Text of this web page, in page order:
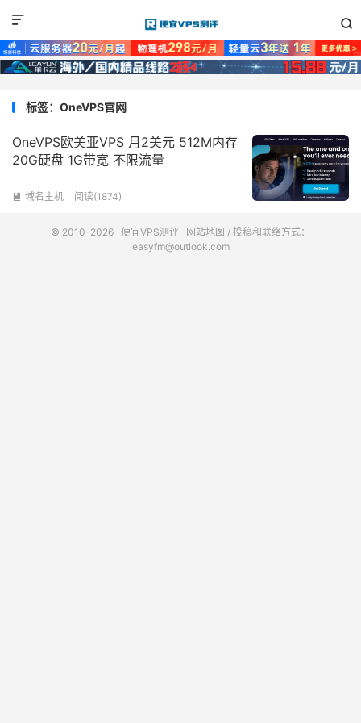


标签：OneVPS官网
OneVPS欧美亚VPS 月2美元 512M内存
20G硬盘 1G带宽 不限流量
 域名主机 阅读(1874)
© 2010-2026 便宜VPS测评 网站地图 / 投稿和联络方式：
easyfm@outlook.com